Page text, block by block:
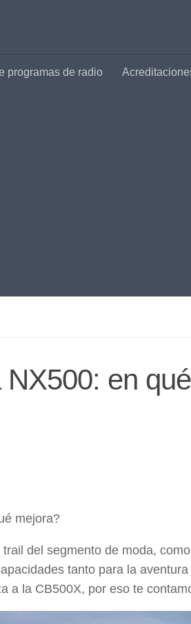
programas de radio
en
mejora?
del segmento de moda,
tanto para la
a la CB500X, por eso te